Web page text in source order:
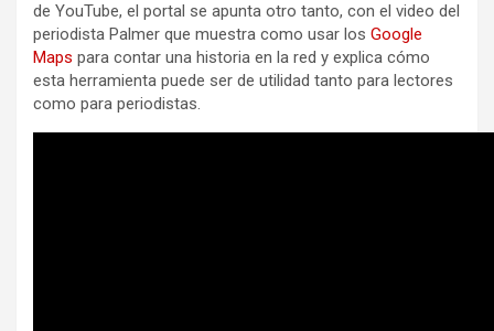
de YouTube, el portal se apunta otro tanto, con el video del
periodista Palmer que muestra como usar los Google
Maps para contar una historia en la red y explica cómo
esta herramienta puede ser de utilidad tanto para lectores
como para periodistas.